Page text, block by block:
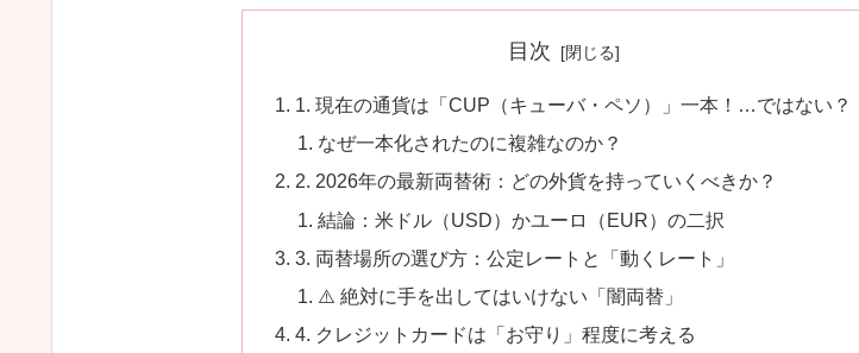
目次
1. 現在の通貨は「CUP（キューバ・ペソ）」一本！…ではない？
なぜ一本化されたのに複雑なのか？
2. 2026年の最新両替術：どの外貨を持っていくべきか？
結論：米ドル（USD）かユーロ（EUR）の二択
3. 両替場所の選び方：公定レートと「動くレート」
⚠️ 絶対に手を出してはいけない「闇両替」
4. クレジットカードは「お守り」程度に考える